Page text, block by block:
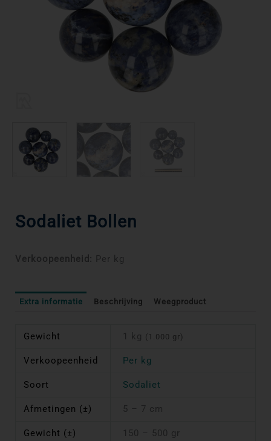
Sodaliet Bollen
Verkoopeenheid: Per kg
Extra informatie Beschrijving Weegproduct
Gewicht 1 kg (1.000 gr)
Verkoopeenheid Per kg
Soort Sodaliet
Afmetingen (±) 5 – 7 cm
Gewicht (±) 150 – 500 gr